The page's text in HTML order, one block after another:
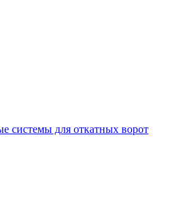
системы для откатных ворот